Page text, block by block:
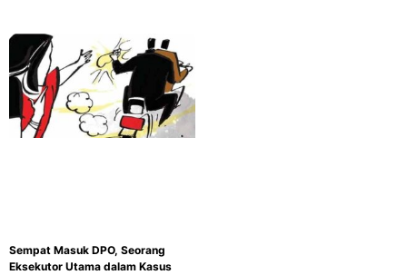
Sempat Masuk DPO, Seorang
Eksekutor Utama dalam Kasus